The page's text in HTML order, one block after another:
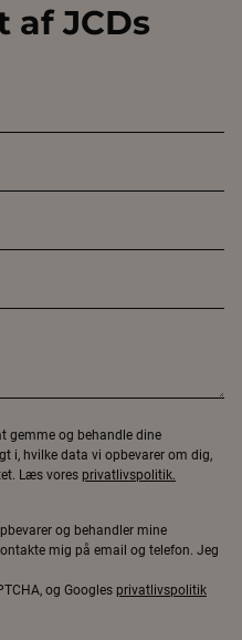
JCDs
gemme og behandle dine
i, hvilke data vi opbevarer om dig,
Læs vores privatlivspolitik.
og behandler mine
mig på email og telefon. Jeg
og Googles privatlivspolitik